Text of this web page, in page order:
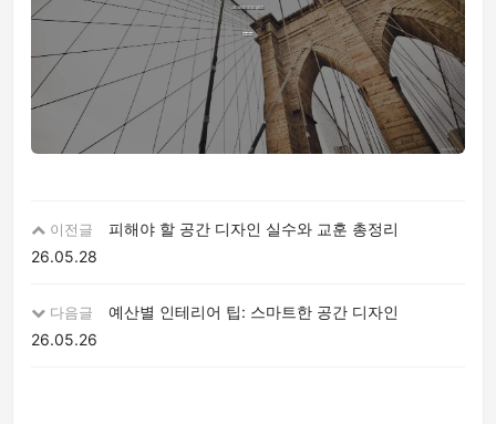
이전글
피해야 할 공간 디자인 실수와 교훈 총정리
26.05.28
다음글
예산별 인테리어 팁: 스마트한 공간 디자인
26.05.26